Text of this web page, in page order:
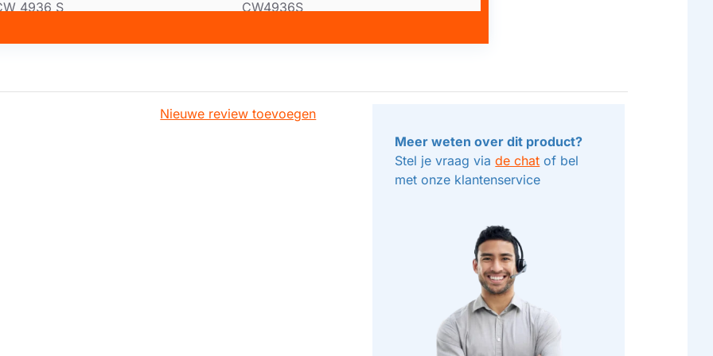
4936 S
CW4936S
WS12CNTHJ/01
Nieuwe review toevoegen
Meer weten over dit product?
Stel je vraag viade chat of bel
met onze klantenservice